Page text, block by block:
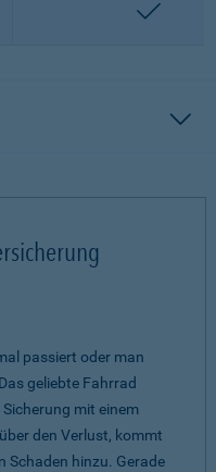
passiert oder man
geliebte Fahrrad
mit einem
den Verlust, kommt
Schaden hinzu. Gerade